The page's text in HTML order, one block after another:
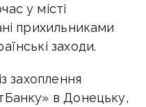
у місті
прихильниками
заходи.
захоплення
в Донецьку,